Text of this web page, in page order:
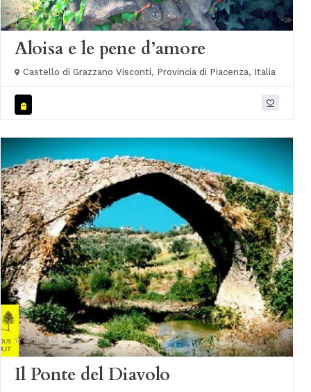
Aloisa e le pene d’amore
Castello di Grazzano Visconti, Provincia di Piacenza, Italia
Il Ponte del Diavolo